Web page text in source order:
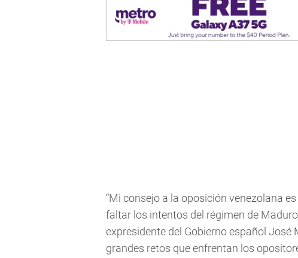
“Mi consejo a la oposición venezolana
faltar los intentos del régimen de
expresidente del Gobierno español
grandes retos que enfrentan los